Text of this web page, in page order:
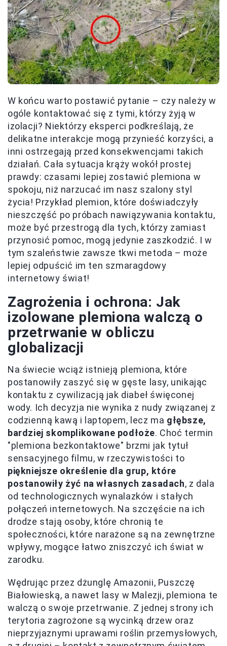
W końcu warto postawić pytanie – czy należy w
ogóle kontaktować się z tymi, którzy żyją w
izolacji? Niektórzy eksperci podkreślają, że
delikatne interakcje mogą przynieść korzyści, a
inni ostrzegają przed konsekwencjami takich
działań. Cała sytuacja krąży wokół prostej
prawdy: czasami lepiej zostawić plemiona w
spokoju, niż narzucać im nasz szalony styl
życia! Przykład plemion, które doświadczyły
nieszczęść po próbach nawiązywania kontaktu,
może być przestrogą dla tych, którzy zamiast
przynosić pomoc, mogą jedynie zaszkodzić. I w
tym szaleństwie zawsze tkwi metoda – może
lepiej odpuścić im ten szmaragdowy
internetowy świat!
Zagrożenia i ochrona: Jak
izolowane plemiona walczą o
przetrwanie w obliczu
globalizacji
Na świecie wciąż istnieją plemiona, które
postanowiły zaszyć się w gęste lasy, unikając
kontaktu z cywilizacją jak diabeł święconej
wody. Ich decyzja nie wynika z nudy związanej z
codzienną kawą i laptopem, lecz ma głębsze,
bardziej skomplikowane podłoże. Choć termin
"plemiona bezkontaktowe" brzmi jak tytuł
sensacyjnego filmu, w rzeczywistości to
piękniejsze określenie dla grup, które
postanowiły żyć na własnych zasadach, z dala
od technologicznych wynalazków i stałych
połączeń internetowych. Na szczęście na ich
drodze stają osoby, które chronią te
społeczności, które narażone są na zewnętrzne
wpływy, mogące łatwo zniszczyć ich świat w
zarodku.
Wędrując przez dżunglę Amazonii, Puszczę
Białowieską, a nawet lasy w Malezji, plemiona te
walczą o swoje przetrwanie. Z jednej strony ich
terytoria zagrożone są wycinką drzew oraz
nieprzyjaznymi uprawami roślin przemysłowych,